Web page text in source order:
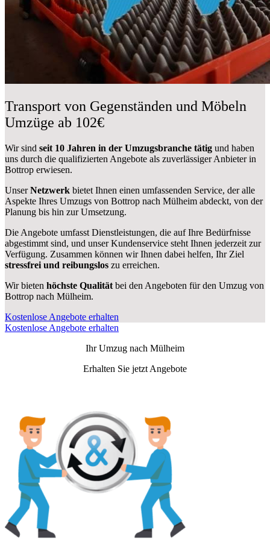
Transport von Gegenständen und Möbeln
Umzüge ab 102€
Wir sind seit 10 Jahren in der Umzugsbranche tätig und haben
uns durch die qualifizierten Angebote als zuverlässiger Anbieter in
Bottrop erwiesen.
UnserNetzwerk bietet Ihnen einen umfassenden Service, der alle
Aspekte Ihres Umzugs von Bottrop nach Mülheim abdeckt, von der
Planung bis hin zur Umsetzung.
Die Angebote umfasst Dienstleistungen, die auf Ihre Bedürfnisse
abgestimmt sind, und unser Kundenservice steht Ihnen jederzeit zur
Verfügung. Zusammen können wir Ihnen dabei helfen, Ihr Ziel
stressfrei und reibungslos zu erreichen.
Wir bieten höchste Qualität bei den Angeboten für den Umzug von
Bottrop nach Mülheim.
Kostenlose Angebote erhalten
Kostenlose Angebote erhalten
Ihr Umzug nach Mülheim
Erhalten Sie jetzt Angebote